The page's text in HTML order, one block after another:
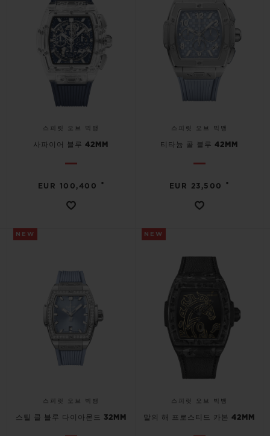
스피릿 오브 빅뱅
사파이어 블루 42MM
EUR 100,400 •
스피릿 오브 빅뱅
티타늄 콜 블루 42MM
EUR 23,500 •
NEW
스피릿 오브 빅뱅
스틸 콜 블루 다이아몬드 32MM
NEW
스피릿 오브 빅뱅
말의 해 프로스티드 카본 42MM